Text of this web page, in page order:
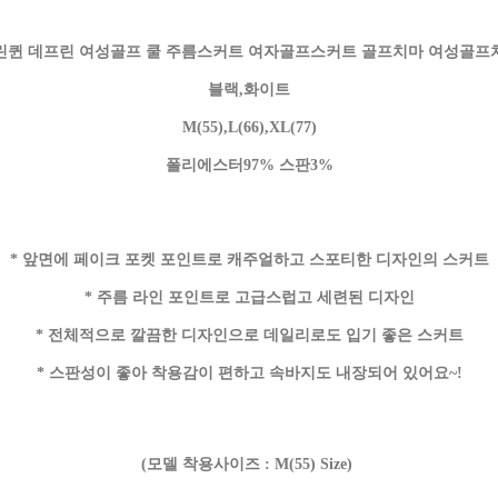
퀸 데프린 여성골프 쿨 주름스커트 여자골프스커트 골프치마 여성골프
블랙,화이트
M(55),L(66),XL(77)
폴리에스터97% 스판3%
* 앞면에 페이크 포켓 포인트로 캐주얼하고 스포티한 디자인의 스커트
* 주름 라인 포인트로 고급스럽고 세련된 디자인
* 전체적으로 깔끔한 디자인으로 데일리로도 입기 좋은 스커트
* 스판성이 좋아 착용감이 편하고 속바지도 내장되어 있어요~!
(모델 착용사이즈 : M(55) Size)